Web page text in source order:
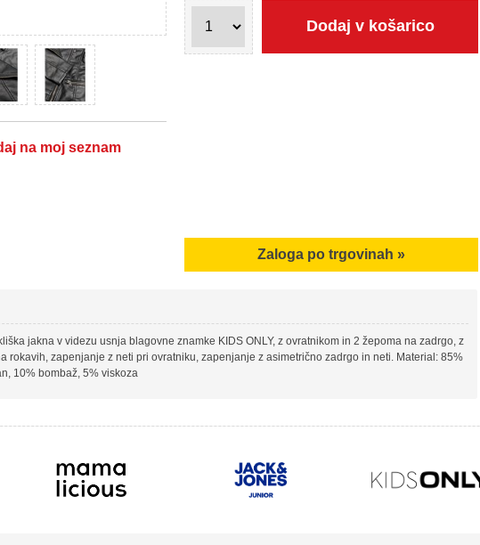
na moj seznam
Dodaj v košarico
Zaloga po trgovinah »
jakna v videzu usnja blagovne znamke KIDS ONLY, z ovratnikom in 2 žepoma na zadrgo, z
rokavih, zapenjanje z neti pri ovratniku, zapenjanje z asimetrično zadrgo in neti. Material: 85%
10% bombaž, 5% viskoza